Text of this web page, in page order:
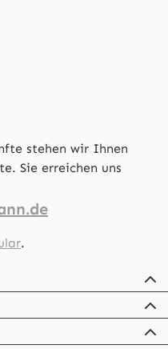
stehen wir Ihnen
Sie erreichen uns
.